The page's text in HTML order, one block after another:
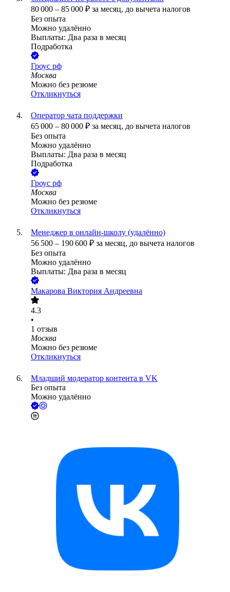
80 000 – 85 000 ₽ за месяц, до вычета налогов
Без опыта
Можно удалённо
Выплаты: Два раза в месяц
Подработка
Гроус рф
Москва
Можно без резюме
Откликнуться
Оператор чата поддержки
65 000 – 80 000 ₽ за месяц, до вычета налогов
Без опыта
Можно удалённо
Выплаты: Два раза в месяц
Подработка
Гроус рф
Москва
Можно без резюме
Откликнуться
Менеджер в онлайн-школу (удалённо)
56 500 – 190 600 ₽ за месяц, до вычета налогов
Без опыта
Можно удалённо
Выплаты: Два раза в месяц
Макарова Виктория Андреевна
4.3
•
1 отзыв
Москва
Можно без резюме
Откликнуться
Младший модератор контента в VK
Без опыта
Можно удалённо